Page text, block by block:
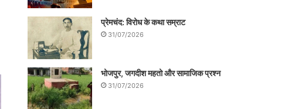
प्रेमचंद: विरोध के कथा सम्राट
31/07/2026
भोजपुर, जगदीश महतो और सामाजिक प्रश्न
31/07/2026